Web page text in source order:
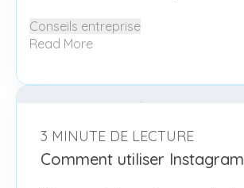
Conseils entreprise
Read More
3 MINUTE DE LECTURE
Comment utiliser Instagram